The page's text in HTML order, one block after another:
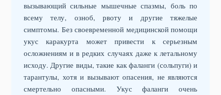
вызывающий сильные мышечные спазмы, боль по
всему телу, озноб, рвоту и другие тяжелые
симптомы. Без своевременной медицинской помощи
укус каракурта может привести к серьезным
осложнениям и в редких случаях даже к летальному
исходу. Другие виды, такие как фаланги (сольпуги) и
тарантулы, хотя и вызывают опасения, не являются
смертельно опасными. Укус фаланги очень